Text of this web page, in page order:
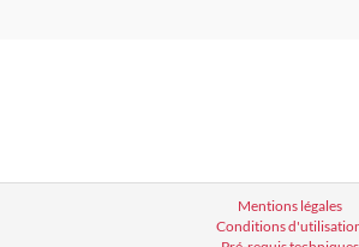
Mentions légales
Conditions